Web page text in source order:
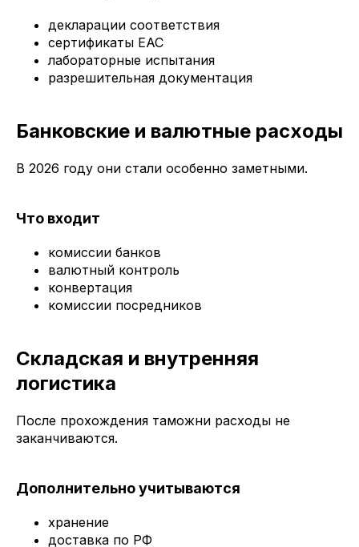
декларации соответствия
сертификаты ЕАС
лабораторные испытания
разрешительная документация
Банковские и валютные расходы
В 2026 году они стали особенно заметными.
Что входит
комиссии банков
валютный контроль
конвертация
комиссии посредников
Складская и внутренняя
логистика
После прохождения таможни расходы не
заканчиваются.
Дополнительно учитываются
хранение
доставка по РФ